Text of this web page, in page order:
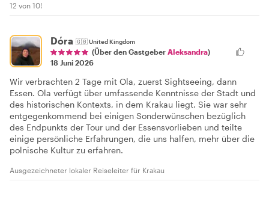
12 von 10!
Dóra 🇬🇧United Kingdom
(Über den Gastgeber Aleksandra)
18 Juni 2026
Wir verbrachten 2 Tage mit Ola, zuerst Sightseeing, dann
Essen. Ola verfügt über umfassende Kenntnisse der Stadt und
des historischen Kontexts, in dem Krakau liegt. Sie war sehr
entgegenkommend bei einigen Sonderwünschen bezüglich
des Endpunkts der Tour und der Essensvorlieben und teilte
einige persönliche Erfahrungen, die uns halfen, mehr über die
polnische Kultur zu erfahren.
Ausgezeichneter lokaler Reiseleiter für Krakau